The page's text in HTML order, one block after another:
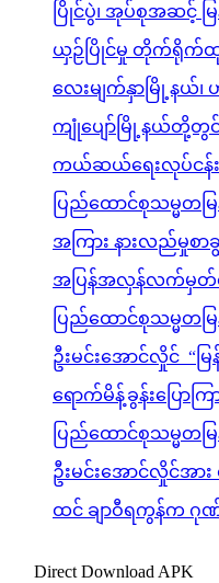
ပြိုင်ပွဲ၊ အုပ်စုအဆင့်
ယှဉ်ပြိုင်မှု တိုက်ရိုက်
လေးမျက်နှာမြို့နယ်၊
ကျုံပျော်မြို့နယ်တို့တွင်
ကယ်ဆယ်ရေးလုပ်ငန်
ပြည်ထောင်စုသမ္မတမ
အကြား နားလည်မှုစာခ
အပြန်အလှန်လက်မှ
ပြည်ထောင်စုသမ္မတမ
ဦးမင်းအောင်လှိုင် “မ
ရောက်မိန့်ခွန်းပြောကြ
ပြည်ထောင်စုသမ္မတမ
ဦးမင်းအောင်လှိုင်အား
ထင် ချာဝီရကွန်က ဂုဏ်
Direct Download APK